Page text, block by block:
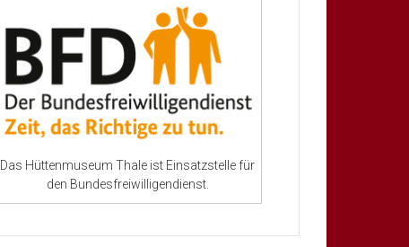
Das Hüttenmuseum Thale ist Einsatzstelle für
den Bundesfreiwilligendienst.